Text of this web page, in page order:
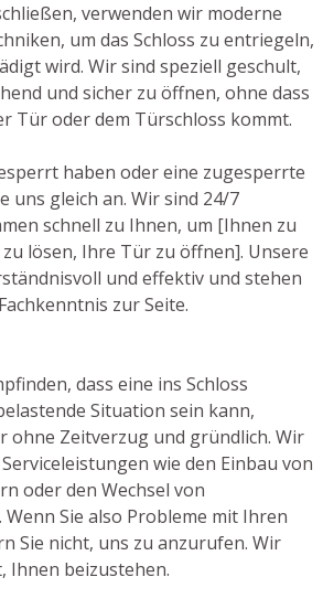
verwenden wir moderne
um das Schloss zu entriegeln,
wird. Wir sind speziell geschult,
und sicher zu öffnen, ohne dass
Tür oder dem Türschloss kommt.
haben oder eine zugesperrte
uns gleich an. Wir sind 24/7
schnell zu Ihnen, um [Ihnen zu
lösen, Ihre Tür zu öffnen]. Unsere
und effektiv und stehen
zur Seite.
dass eine ins Schloss
Situation sein kann,
ohne Zeitverzug und gründlich. Wir
wie den Einbau von
oder den Wechsel von
Sie also Probleme mit Ihren
Sie nicht, uns zu anzurufen. Wir
Ihnen beizustehen.